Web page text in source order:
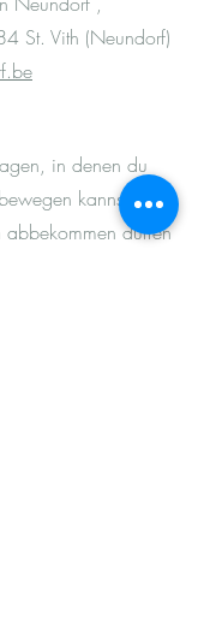
St. Vith (Neundorf)
in denen du
kannst, und
dürfen